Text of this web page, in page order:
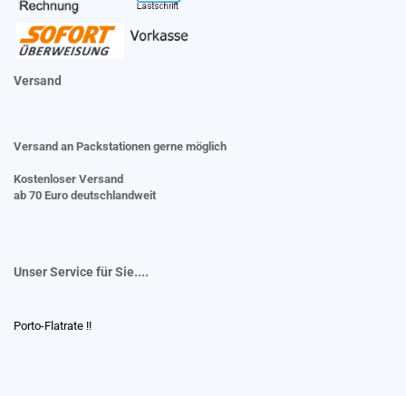
Versand
Versand an Packstationen gerne möglich
Kostenloser Versand
ab 70 Euro deutschlandweit
Unser Service für Sie....
Porto-Flatrate !!